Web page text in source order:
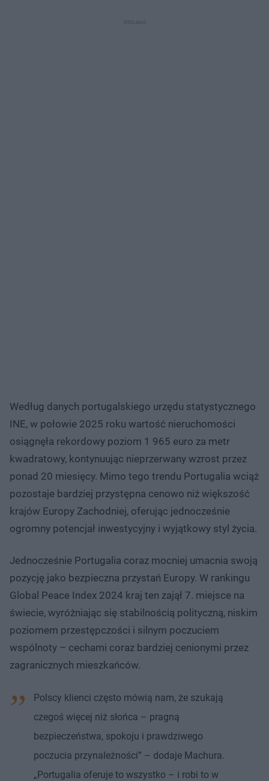
Według danych portugalskiego urzędu statystycznego
INE, w połowie 2025 roku wartość nieruchomości
osiągnęła rekordowy poziom 1 965 euro za metr
kwadratowy, kontynuując nieprzerwany wzrost przez
ponad 20 miesięcy. Mimo tego trendu Portugalia wciąż
pozostaje bardziej przystępna cenowo niż większość
krajów Europy Zachodniej, oferując jednocześnie
ogromny potencjał inwestycyjny i wyjątkowy styl życia.
Jednocześnie Portugalia coraz mocniej umacnia swoją
pozycję jako bezpieczna przystań Europy. W rankingu
Global Peace Index 2024 kraj ten zajął 7. miejsce na
świecie, wyróżniając się stabilnością polityczną, niskim
poziomem przestępczości i silnym poczuciem
wspólnoty – cechami coraz bardziej cenionymi przez
zagranicznych mieszkańców.
Polscy klienci często mówią nam, że szukają
czegoś więcej niż słońca – pragną
bezpieczeństwa, spokoju i prawdziwego
poczucia przynależności” – dodaje Machura.
„Portugalia oferuje to wszystko – i robi to w